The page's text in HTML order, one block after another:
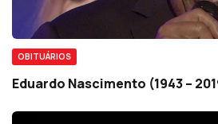
OBITUÁRIOS
Eduardo Nascimento (1943 –